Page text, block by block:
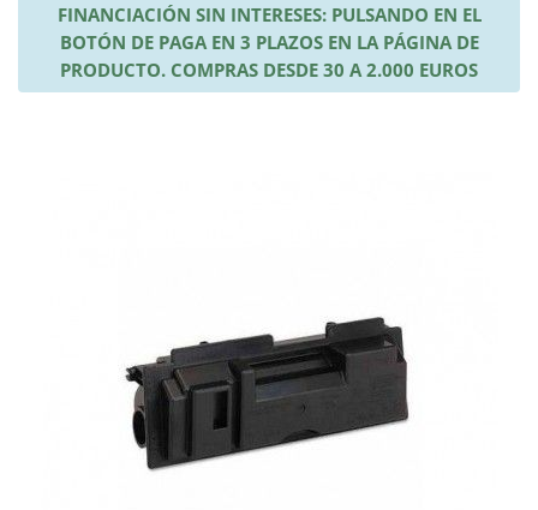
FINANCIACIÓN SIN INTERESES: PULSANDO EN EL
BOTÓN DE PAGA EN 3 PLAZOS EN LA PÁGINA DE
PRODUCTO. COMPRAS DESDE 30 A 2.000 EUROS